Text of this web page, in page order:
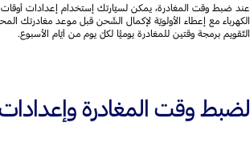
عند ضبط وقت المغادرة، يمكن لسيّارتك إستخدام إعدادات أوقات
الكهرباء مع إعطاء الأولويّة لإكمال الشّحن قبل موعد مغادرتك
التّقويم برمجة وقتين للمغادرة يوميًّا لكلّ يوم من أيّام الأسبوع.
لضبط وقت المغادرة وإعدادات